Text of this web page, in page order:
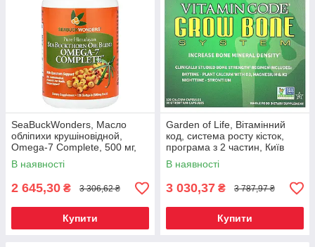
SeaBuckWonders, Масло
обліпихи крушіновідной,
Omega-7 Complete, 500 мг,
120 м'яких капсул, Київ
В наявності
2 645,30 ₴ 3 306,62 ₴
Купити
Garden of Life, Вітамінний
код, система росту кісток,
програма з 2 частин, Київ
В наявності
3 030,37 ₴ 3 787,97 ₴
Купити